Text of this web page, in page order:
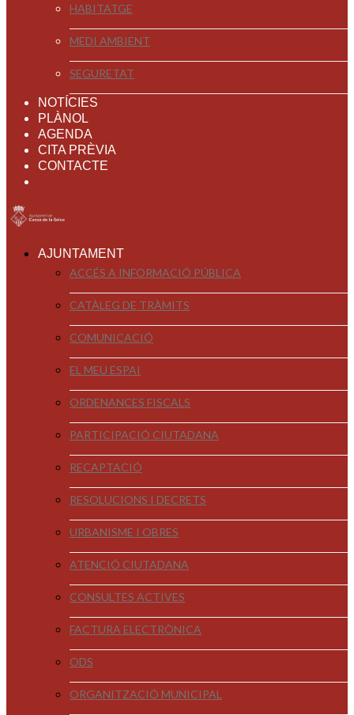
HABITATGE
MEDI AMBIENT
SEGURETAT
NOTÍCIES
PLÀNOL
AGENDA
CITA PRÈVIA
CONTACTE
AJUNTAMENT
ACCÉS A INFORMACIÓ PÚBLICA
CATÀLEG DE TRÀMITS
COMUNICACIÓ
EL MEU ESPAI
ORDENANCES FISCALS
PARTICIPACIÓ CIUTADANA
RECAPTACIÓ
RESOLUCIONS I DECRETS
URBANISME I OBRES
ATENCIÓ CIUTADANA
CONSULTES ACTIVES
FACTURA ELECTRÒNICA
ODS
ORGANITZACIÓ MUNICIPAL